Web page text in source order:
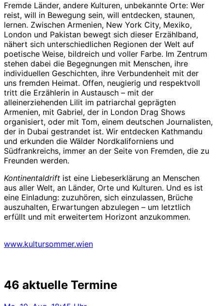
Fremde Länder, andere Kulturen, unbekannte Orte: Wer
reist, will in Bewegung sein, will entdecken, staunen,
lernen. Zwischen Armenien, New York City, Mexiko,
London und Pakistan bewegt sich dieser Erzählband,
nähert sich unterschiedlichen Regionen der Welt auf
poetische Weise, bildreich und voller Farbe. Im Zentrum
stehen dabei die Begegnungen mit Menschen, ihre
individuellen Geschichten, ihre Verbundenheit mit der
uns fremden Heimat. Offen, neugierig und respektvoll
tritt die Erzählerin in Austausch – mit der
alleinerziehenden Lilit im patriarchal geprägten
Armenien, mit Gabriel, der in London Drag Shows
organisiert, oder mit Tom, einem deutschen Journalisten,
der in Dubai gestrandet ist. Wir entdecken Kathmandu
und erkunden die Wälder Nordkaliforniens und
Südfrankreichs, immer an der Seite von Fremden, die zu
Freunden werden.
Kontinentaldrift ist eine Liebeserklärung an Menschen
aus aller Welt, an Länder, Orte und Kulturen. Und es ist
eine Einladung: zuzuhören, sich einzulassen, Brüche
auszuhalten, Erwartungen abzulegen – um letztlich
erfüllt und mit erweitertem Horizont anzukommen.
www.kultursommer.wien
46 aktuelle Termine